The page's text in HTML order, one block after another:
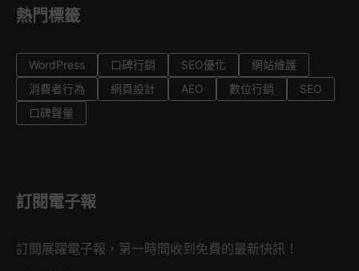
熱門標籤
WordPress 口碑行銷 SEO優化
網站維護
消費者行為
網頁設計 AEO 數位行銷
SEO
口碑聲量
訂閱電子報
訂閱展躍電子報，第一時間收到免費的最新快訊！